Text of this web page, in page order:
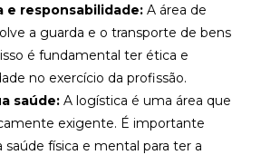
e responsabilidade: A área de
a guarda e o transporte de bens
é fundamental ter ética e
no exercício da profissão.
saúde: A logística é uma área que
exigente. É importante
saúde física e mental para ter a